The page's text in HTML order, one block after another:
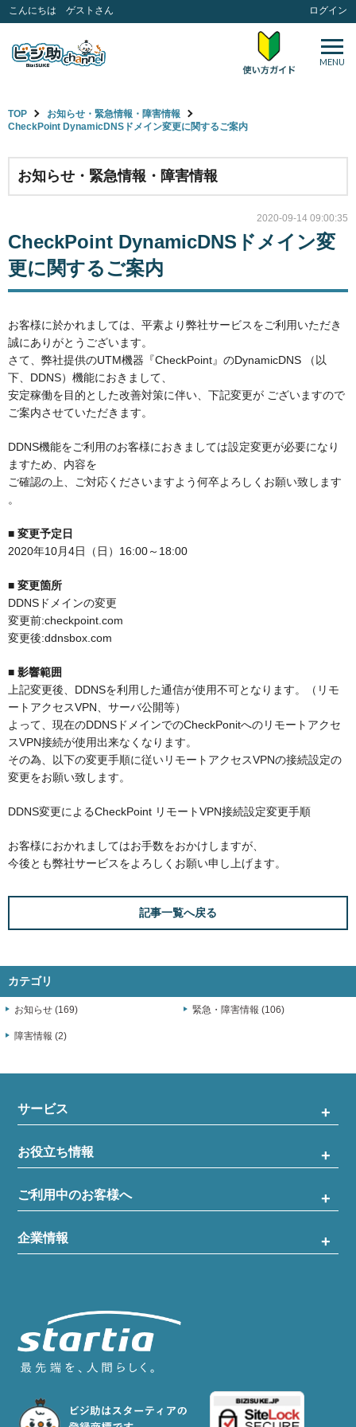
こんにちは ゲストさん ログイン
MENU
TOP
お知らせ・緊急情報・障害情報
CheckPoint DynamicDNSドメイン変更に関するご案内
お知らせ・緊急情報・障害情報
2020-09-14 09:00:35
CheckPoint DynamicDNSドメイン変
更に関するご案内
お客様に於かれましては、平素より弊社サービスをご利用いただき
誠にありがとうございます。
さて、弊社提供のUTM機器『CheckPoint』のDynamicDNS （以
下、DDNS）機能におきまして、
安定稼働を目的とした改善対策に伴い、下記変更が ございますので
ご案内させていただきます。
DDNS機能をご利用のお客様におきましては設定変更が必要になり
ますため、内容を
ご確認の上、ご対応くださいますよう何卒よろしくお願い致します
。
■ 変更予定日
2020年10月4日（日）16:00～18:00
■ 変更箇所
DDNSドメインの変更
変更前:checkpoint.com
変更後:ddnsbox.com
■ 影響範囲
上記変更後、DDNSを利用した通信が使用不可となります。（リモ
ートアクセスVPN、サーバ公開等）
よって、現在のDDNSドメインでのCheckPonitへのリモートアクセ
スVPN接続が使用出来なくなります。
その為、以下の変更手順に従いリモートアクセスVPNの接続設定の
変更をお願い致します。
DDNS変更によるCheckPoint リモートVPN接続設定変更手順
お客様におかれましてはお手数をおかけしますが、
今後とも弊社サービスをよろしくお願い申し上げます。
記事一覧へ戻る
カテゴリ
お知らせ (169) 緊急・障害情報 (106)
障害情報 (2)
サービス
お役立ち情報
ご利用中のお客様へ
企業情報